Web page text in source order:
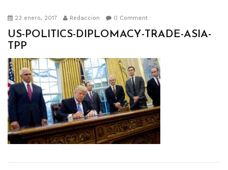
23 enero, 2017 Redaccion 0 Comment
US-POLITICS-DIPLOMACY-TRADE-ASIA-
TPP